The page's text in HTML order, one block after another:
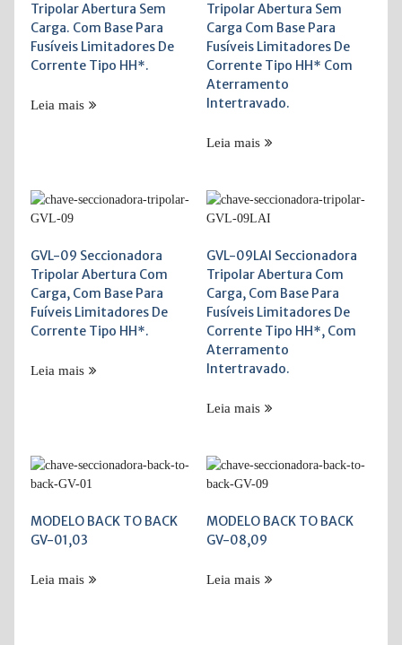
Tripolar Abertura Sem
Carga. Com Base Para
Fusíveis Limitadores De
Corrente Tipo HH*.
Leia mais
Tripolar Abertura Sem
Carga Com Base Para
Fusíveis Limitadores De
Corrente Tipo HH* Com
Aterramento
Intertravado.
Leia mais
GVL-09 Seccionadora
Tripolar Abertura Com
Carga, Com Base Para
Fuíveis Limitadores De
Corrente Tipo HH*.
Leia mais
GVL-09LAI Seccionadora
Tripolar Abertura Com
Carga, Com Base Para
Fusíveis Limitadores De
Corrente Tipo HH*, Com
Aterramento
Intertravado.
Leia mais
MODELO BACK TO BACK
GV-01,03
Leia mais
MODELO BACK TO BACK
GV-08,09
Leia mais